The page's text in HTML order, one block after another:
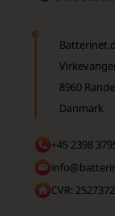
8960
Danmark
+45 2398
CVR: